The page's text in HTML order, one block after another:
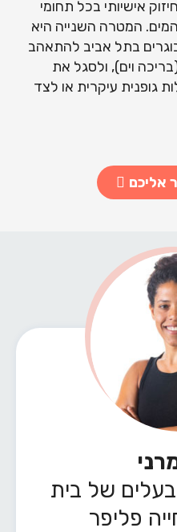
אישיותי בכל תחומי
המטרה השנייה היא
בתל אביב להתאהב
וים), ולסגל את
גופנית עיקרית או לצד
אליכם
של בית
פליפר